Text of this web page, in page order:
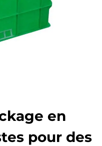
en
pour des